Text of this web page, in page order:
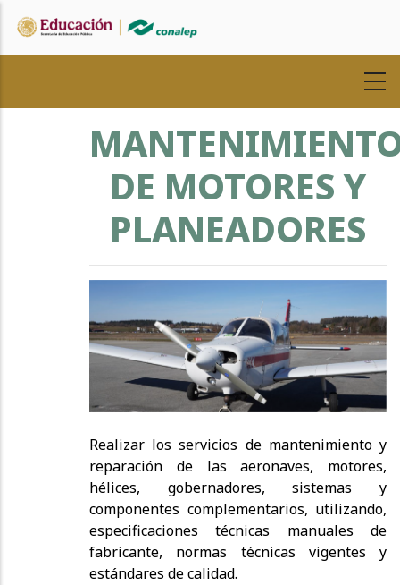
contenido
DE MOTORES Y
PLANEADORES
Realizar los servicios de mantenimiento y
reparación de las aeronaves, motores,
hélices, gobernadores, sistemas y
componentes complementarios, utilizando,
especificaciones técnicas manuales de
fabricante, normas técnicas vigentes y
estándares de calidad.